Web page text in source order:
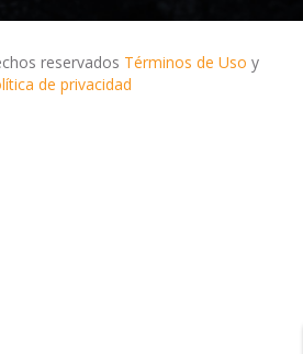
reservados Términos de Uso y
de privacidad